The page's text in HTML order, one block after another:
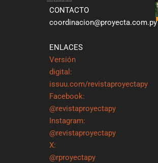
CONTACTO
coordinacion@proyecta.com.py
ENLACES
Versión
digital:
issuu.com/revistaproyectapy
Facebook:
@revistaproyectapy
Instagram:
@revistaproyectapy
X:
@rproyectapy